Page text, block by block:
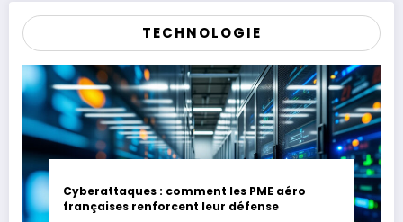
TECHNOLOGIE
Cyberattaques : comment les PME aéro
françaises renforcent leur défense